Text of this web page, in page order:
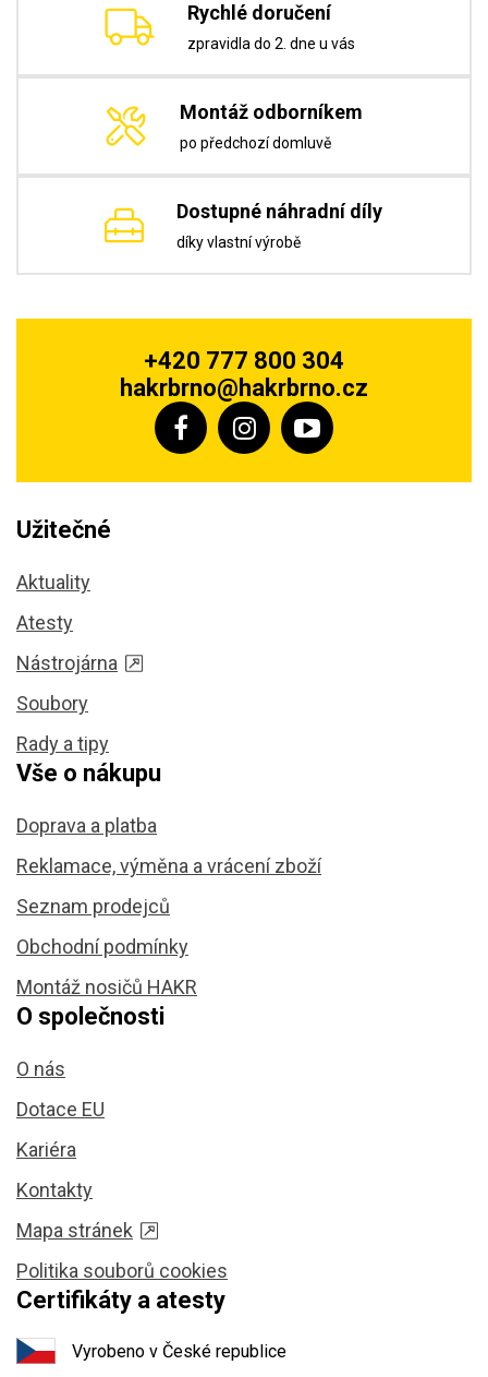
Rychlé doručení
zpravidla do 2. dne u vás
Montáž odborníkem
po předchozí domluvě
Dostupné náhradní díly
díky vlastní výrobě
+420 777 800 304
hakrbrno@hakrbrno.cz
Užitečné
Aktuality
Atesty
Nástrojárna
Soubory
Rady a tipy
Vše o nákupu
Doprava a platba
Reklamace, výměna a vrácení zboží
Seznam prodejců
Obchodní podmínky
Montáž nosičů HAKR
O společnosti
O nás
Dotace EU
Kariéra
Kontakty
Mapa stránek
Politika souborů cookies
Certifikáty a atesty
Vyrobeno v České republice